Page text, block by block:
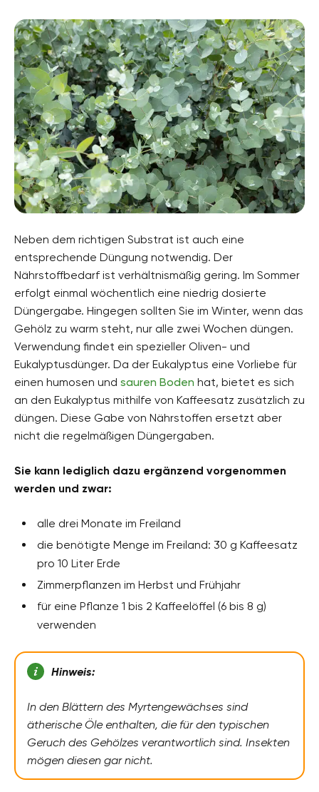
Neben dem richtigen Substrat ist auch eine
entsprechende Düngung notwendig. Der
Nährstoffbedarf ist verhältnismäßig gering. Im Sommer
erfolgt einmal wöchentlich eine niedrig dosierte
Düngergabe. Hingegen sollten Sie im Winter, wenn das
Gehölz zu warm steht, nur alle zwei Wochen düngen.
Verwendung findet ein spezieller Oliven- und
Eukalyptusdünger. Da der Eukalyptus eine Vorliebe für
einen humosen und sauren Boden hat, bietet es sich
an den Eukalyptus mithilfe von Kaffeesatz zusätzlich zu
düngen. Diese Gabe von Nährstoffen ersetzt aber
nicht die regelmäßigen Düngergaben.
Sie kann lediglich dazu ergänzend vorgenommen
werden und zwar:
alle drei Monate im Freiland
die benötigte Menge im Freiland: 30 g Kaffeesatz
pro 10 Liter Erde
Zimmerpflanzen im Herbst und Frühjahr
für eine Pflanze 1 bis 2 Kaffeelöffel (6 bis 8 g)
verwenden
Hinweis:
In den Blättern des Myrtengewächses sind
ätherische Öle enthalten, die für den typischen
Geruch des Gehölzes verantwortlich sind. Insekten
mögen diesen gar nicht.